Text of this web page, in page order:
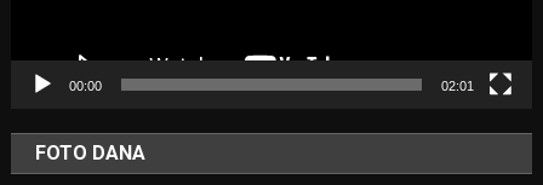
00:00 02:01
FOTO DANA